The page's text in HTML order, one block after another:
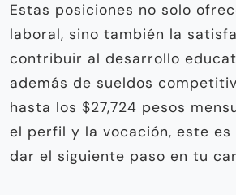
Estas posiciones no solo
laboral, sino también la
contribuir al desarrollo
además de sueldos
hasta los $27,724 pesos
el perfil y la vocación, este es
dar el siguiente paso en tu